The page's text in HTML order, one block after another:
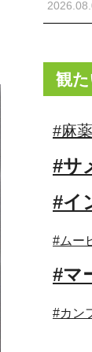
観
#麻
#サ
#イ
#ムー
#マ
#カン